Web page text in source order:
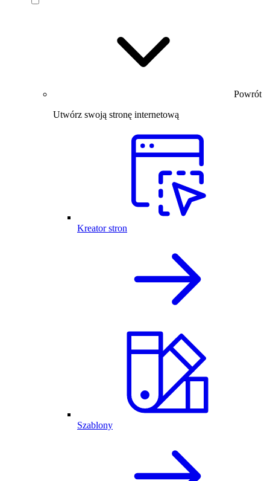
Powrót
Utwórz swoją stronę internetową
Kreator stron
Szablony